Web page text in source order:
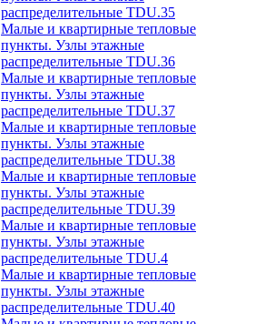
распределительные TDU.35
Малые и квартирные тепловые
пункты. Узлы этажные
распределительные TDU.36
Малые и квартирные тепловые
пункты. Узлы этажные
распределительные TDU.37
Малые и квартирные тепловые
пункты. Узлы этажные
распределительные TDU.38
Малые и квартирные тепловые
пункты. Узлы этажные
распределительные TDU.39
Малые и квартирные тепловые
пункты. Узлы этажные
распределительные TDU.4
Малые и квартирные тепловые
пункты. Узлы этажные
распределительные TDU.40